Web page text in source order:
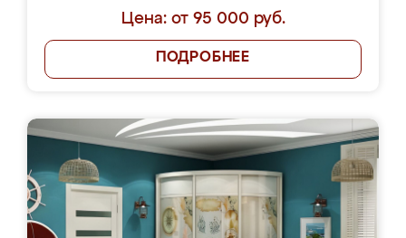
Цена: от 95 000 руб.
ПОДРОБНЕЕ